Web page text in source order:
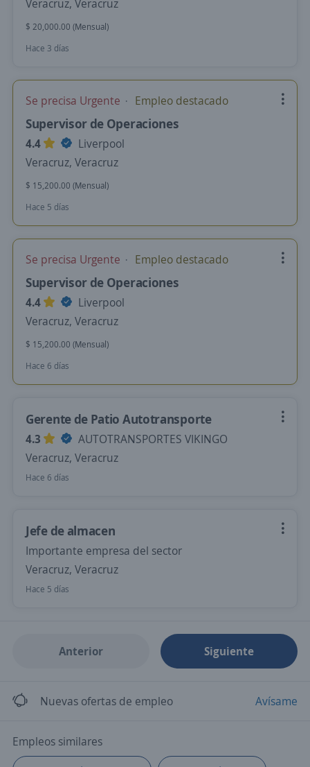
Veracruz, Veracruz
$ 20,000.00 (Mensual)
Hace 3 días
Se precisa Urgente Empleo destacado
Supervisor de Operaciones
4.4
Liverpool
Veracruz, Veracruz
$ 15,200.00 (Mensual)
Hace 5 días
Se precisa Urgente Empleo destacado
Supervisor de Operaciones
4.4
Liverpool
Veracruz, Veracruz
$ 15,200.00 (Mensual)
Hace 6 días
Gerente de Patio Autotransporte
4.3
AUTOTRANSPORTES VIKINGO
Veracruz, Veracruz
Hace 6 días
Jefe de almacen
Importante empresa del sector
Veracruz, Veracruz
Hace 5 días
Anterior Siguiente
Nuevas ofertas de empleo Avísame
Empleos similares